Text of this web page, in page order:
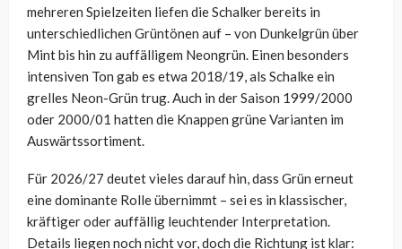
mehreren Spielzeiten liefen die Schalker bereits in
unterschiedlichen Grüntönen auf – von Dunkelgrün über
Mint bis hin zu auffälligem Neongrün. Einen besonders
intensiven Ton gab es etwa 2018/19, als Schalke ein
grelles Neon-Grün trug. Auch in der Saison 1999/2000
oder 2000/01 hatten die Knappen grüne Varianten im
Auswärtssortiment.
Für 2026/27 deutet vieles darauf hin, dass Grün erneut
eine dominante Rolle übernimmt – sei es in klassischer,
kräftiger oder auffällig leuchtender Interpretation.
Details liegen noch nicht vor, doch die Richtung ist klar: